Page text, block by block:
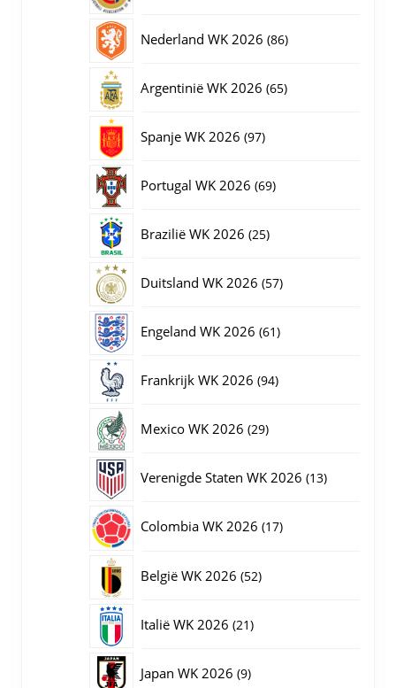
Nederland WK 2026 8686
Argentinië WK 2026 6565
Spanje WK 2026 9797
Portugal WK 2026 6969
Brazilië WK 2026 2525
Duitsland WK 2026 5757
Engeland WK 2026 6161
Frankrijk WK 2026 9494
Mexico WK 2026 2929
Verenigde Staten WK 2026 1313
Colombia WK 2026 1717
België WK 2026 5252
Italië WK 2026 2121
Japan WK 2026 99